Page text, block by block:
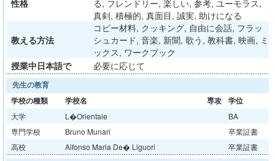
性格
る, フレンドリー, 楽しい, 参考, ユーモラス,
真剣, 積極的, 真面目, 誠実, 助けになる
教える方法
コピー材料, クッキング, 自由に会話, フラッ
シュカード, 音楽, 新聞, 歌う, 教科書, 映画, ミ
ックス, ワークブック
授業中日本語で
必要に応じて
先生の教育
学校の種類 学校名 専攻 学位
大学 L�Orientale
BA
専門学校
Bruno Munari
卒業証書
高校
Alfonso Maria De� Liguori 卒業証書